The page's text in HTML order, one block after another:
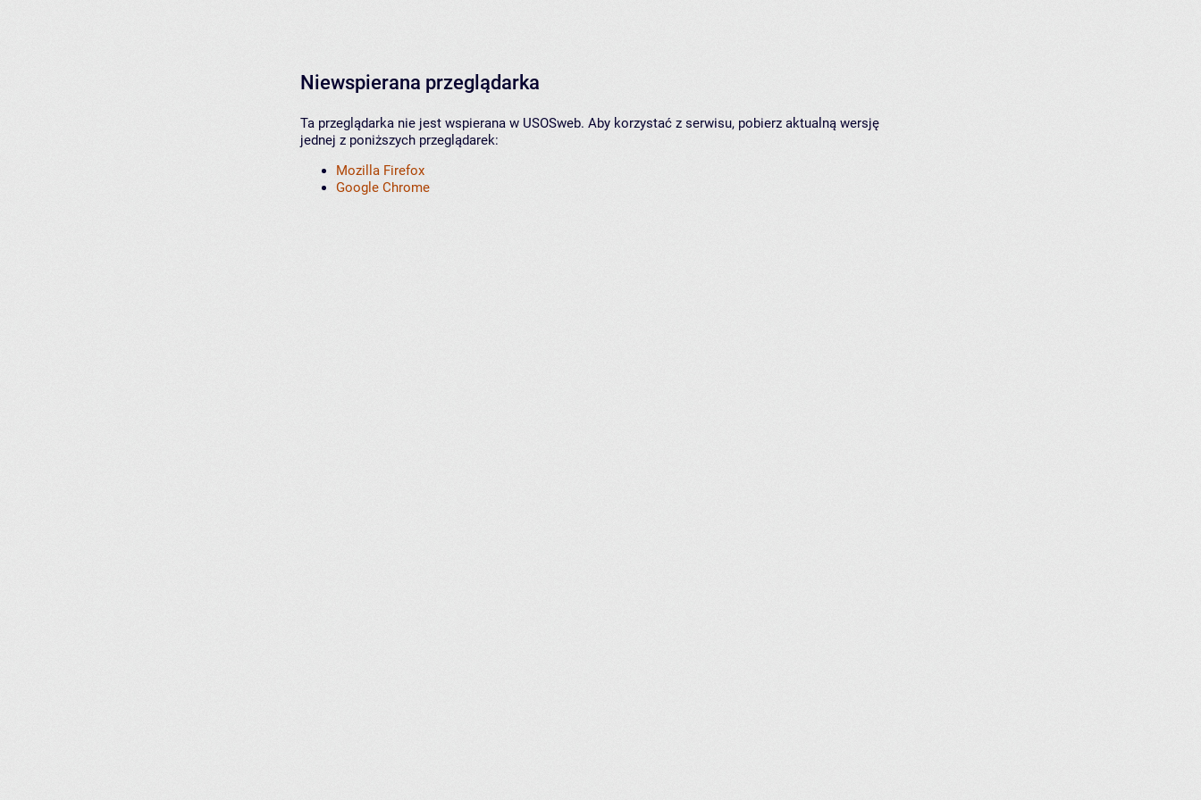
Niewspierana przeglądarka
Ta przeglądarka nie jest wspierana w USOSweb. Aby korzystać z serwisu, pobierz aktualną wersję
jednej z poniższych przeglądarek:
Mozilla Firefox
Google Chrome